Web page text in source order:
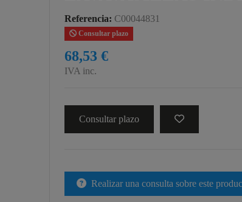
Referencia: C00044831
Consultar plazo
68,53 €
IVA inc.
Consultar plazo
Realizar una consulta sobre este